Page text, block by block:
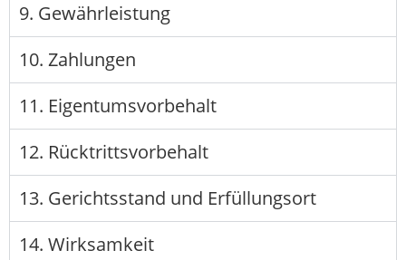
9. Gewährleistung
10. Zahlungen
11. Eigentumsvorbehalt
12. Rücktrittsvorbehalt
13. Gerichtsstand und Erfüllungsort
14. Wirksamkeit